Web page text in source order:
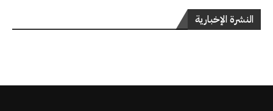
النشرة الإخبارية